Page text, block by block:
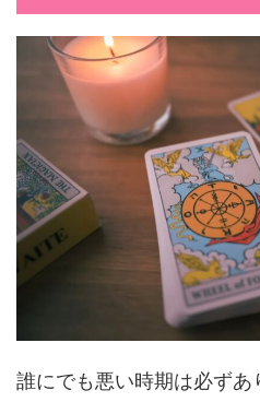
誰にでも悪い時期は必ずあ